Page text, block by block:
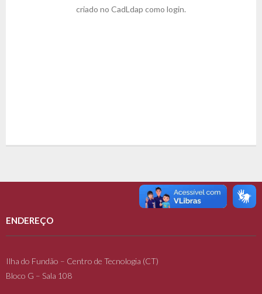
criado no CadLdap como login.
ENDEREÇO
Ilha do Fundão – Centro de Tecnologia (CT)
Bloco G – Sala 108